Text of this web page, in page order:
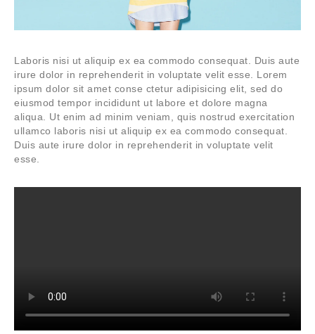
Laboris nisi ut aliquip ex ea commodo consequat. Duis aute
irure dolor in reprehenderit in voluptate velit esse. Lorem
ipsum dolor sit amet conse ctetur adipisicing elit, sed do
eiusmod tempor incididunt ut labore et dolore magna
aliqua. Ut enim ad minim veniam, quis nostrud exercitation
ullamco laboris nisi ut aliquip ex ea commodo consequat.
Duis aute irure dolor in reprehenderit in voluptate velit
esse.